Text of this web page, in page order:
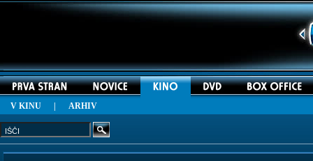
V KINU ARHIV